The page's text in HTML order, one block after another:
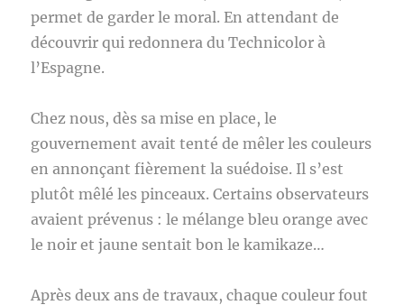
permet de garder le moral. En attendant de
découvrir qui redonnera du Technicolor à
l’Espagne.
Chez nous, dès sa mise en place, le
gouvernement avait tenté de mêler les couleurs
en annonçant fièrement la suédoise. Il s’est
plutôt mêlé les pinceaux. Certains observateurs
avaient prévenus : le mélange bleu orange avec
le noir et jaune sentait bon le kamikaze…
Après deux ans de travaux, chaque couleur fout